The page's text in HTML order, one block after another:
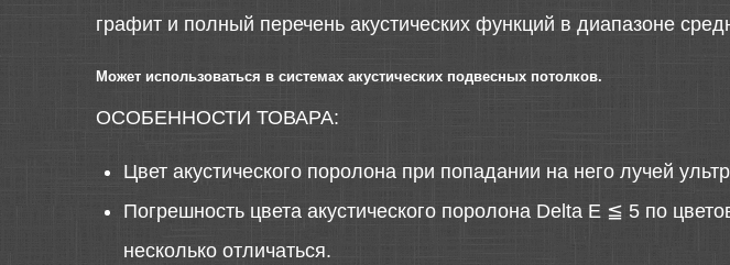
графит и полный перечень акустических функций в диапазоне
Может использоваться в системах акустических подвесных потолков.
ОСОБЕННОСТИ ТОВАРА:
Цвет акустического поролона при попадании на него лучей
Погрешность цвета акустического поролона Delta E ≦ 5 по
несколько отличаться.